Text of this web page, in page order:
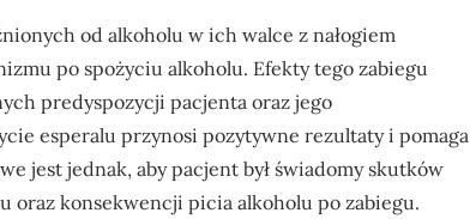
od alkoholu w ich walce z nałogiem
po spożyciu alkoholu. Efekty tego zabiegu
predyspozycji pacjenta oraz jego
esperalu przynosi pozytywne rezultaty i pomaga
jest jednak, aby pacjent był świadomy skutków
oraz konsekwencji picia alkoholu po zabiegu.